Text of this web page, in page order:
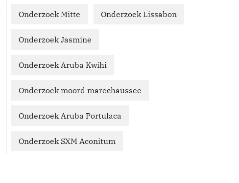
Onderzoek Mitte Onderzoek Lissabon
Onderzoek Jasmine
Onderzoek Aruba Kwihi
Onderzoek moord marechaussee
Onderzoek Aruba Portulaca
Onderzoek SXM Aconitum